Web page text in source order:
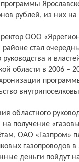
рублей, из них
ООО
районе стал
и
области в 2006 –
областного
получение
ОАО «Газпром»
газопроводов
деньги пойдут